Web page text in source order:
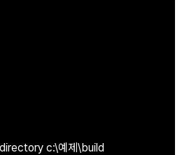
c:\예제\build